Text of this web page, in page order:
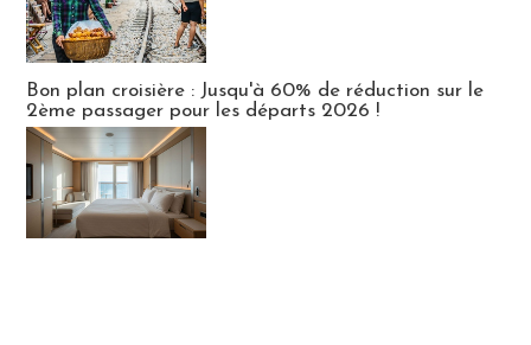
Bon plan croisière : Jusqu'à 60% de réduction sur le
2ème passager pour les départs 2026 !